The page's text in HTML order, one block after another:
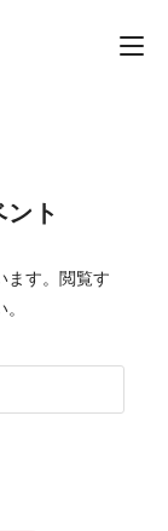
ト
ます。閲覧す